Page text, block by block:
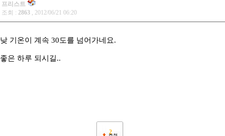
프리스트
조회 : 2863 , 2012/06/21 06:20
낮 기온이 계속 30도를 넘어가네요.
좋은 하루 되시길..
2